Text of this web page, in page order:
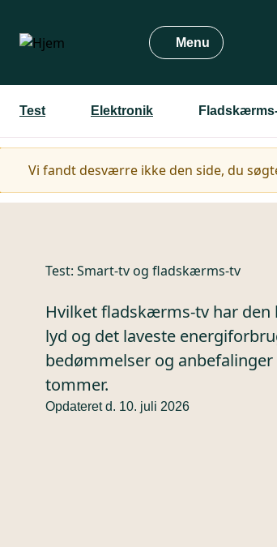
hovedindhold
Menu
Test Elektronik
Advarselsmeddelelse
Vi fandt desværre ikke den side, du
Test: Smart-tv og fladskærms-tv
Hvilket fladskærms-tv har den
lyd og det laveste
bedømmelser og
tommer.
Opdateret d. 10. juli 2026